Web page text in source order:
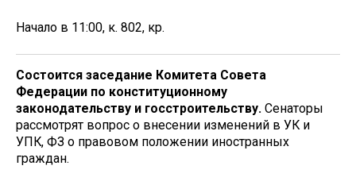
Начало в 11:00, к. 802, кр.
Состоится заседание Комитета Совета
Федерации по конституционному
законодательству и госстроительству. Сенаторы
рассмотрят вопрос о внесении изменений в УК и
УПК, ФЗ о правовом положении иностранных
граждан.